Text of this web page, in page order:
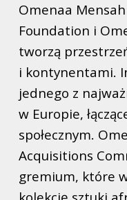
Omenaa
Foundation i
tworzą
i kontynentami.
jednego z
w Europie,
społecznym.
Acquisitions
gremium, które